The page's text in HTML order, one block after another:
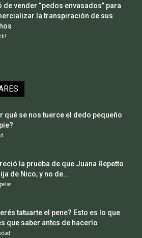
de vender “pedos envasados” para
la transpiración de sus
qué se nos tuerce el dedo pequeño
la prueba de que Juana Repetto
de Nico, y no de...
tatuarte el pene? Esto es lo que
que saber antes de hacerlo